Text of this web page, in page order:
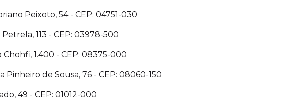
Peixoto, 54 - CEP: 04751-030
113 - CEP: 03978-500
1.400 - CEP: 08375-000
Pinheiro de Sousa, 76 - CEP: 08060-150
49 - CEP: 01012-000